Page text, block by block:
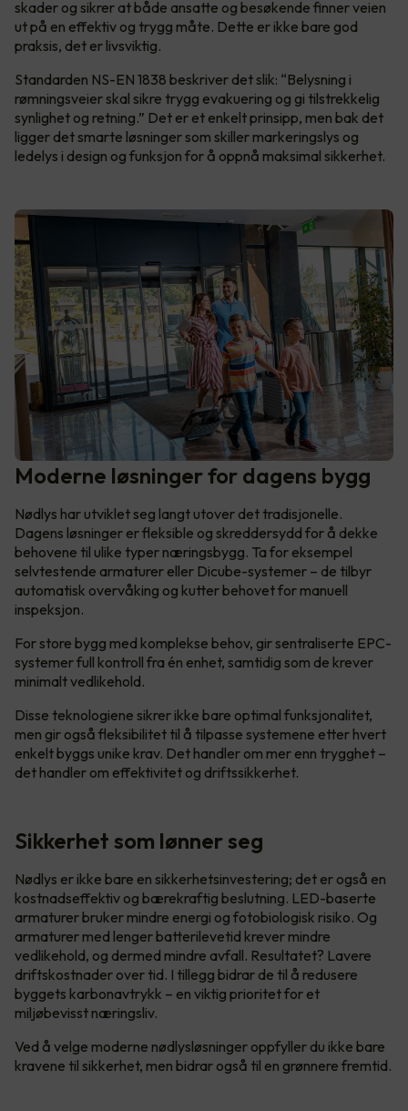
skader og sikrer at både ansatte og besøkende finner veien
ut på en effektiv og trygg måte. Dette er ikke bare god
praksis, det er livsviktig.
Standarden NS-EN 1838 beskriver det slik: “Belysning i
rømningsveier skal sikre trygg evakuering og gi tilstrekkelig
synlighet og retning.” Det er et enkelt prinsipp, men bak det
ligger det smarte løsninger som skiller markeringslys og
ledelys i design og funksjon for å oppnå maksimal sikkerhet.
Moderne løsninger for dagens bygg
Nødlys har utviklet seg langt utover det tradisjonelle.
Dagens løsninger er fleksible og skreddersydd for å dekke
behovene til ulike typer næringsbygg. Ta for eksempel
selvtestende armaturer eller Dicube-systemer – de tilbyr
automatisk overvåking og kutter behovet for manuell
inspeksjon.
For store bygg med komplekse behov, gir sentraliserte EPC-
systemer full kontroll fra én enhet, samtidig som de krever
minimalt vedlikehold.
Disse teknologiene sikrer ikke bare optimal funksjonalitet,
men gir også fleksibilitet til å tilpasse systemene etter hvert
enkelt byggs unike krav. Det handler om mer enn trygghet –
det handler om effektivitet og driftssikkerhet.
Sikkerhet som lønner seg
Nødlys er ikke bare en sikkerhetsinvestering; det er også en
kostnadseffektiv og bærekraftig beslutning. LED-baserte
armaturer bruker mindre energi og fotobiologisk risiko. Og
armaturer med lenger batterilevetid krever mindre
vedlikehold, og dermed mindre avfall. Resultatet? Lavere
driftskostnader over tid. I tillegg bidrar de til å redusere
byggets karbonavtrykk – en viktig prioritet for et
miljøbevisst næringsliv.
Ved å velge moderne nødlysløsninger oppfyller du ikke bare
kravene til sikkerhet, men bidrar også til en grønnere fremtid.